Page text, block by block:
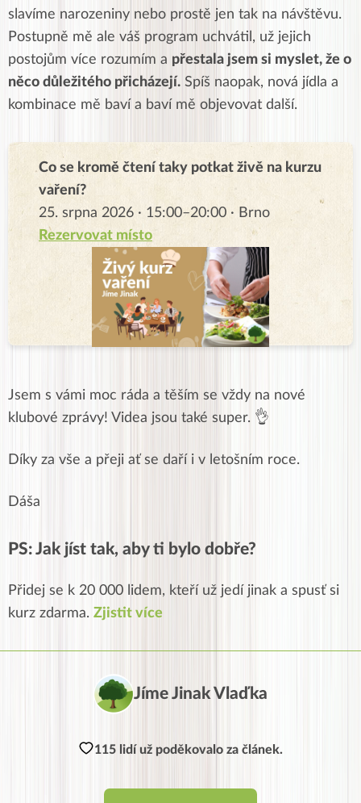
slavíme narozeniny nebo prostě jen tak na návštěvu.
Postupně mě ale váš program uchvátil, už jejich
postojům více rozumím a přestala jsem si myslet, že o
něco důležitého přicházejí. Spíš naopak, nová jídla a
kombinace mě baví a baví mě objevovat další.
Co se kromě čtení taky potkat živě na kurzu
vaření?
25. srpna 2026 · 15:00–20:00 · Brno
Rezervovat místo
Jsem s vámi moc ráda a těším se vždy na nové
klubové zprávy! Videa jsou také super. 👌
Díky za vše a přeji ať se daří i v letošním roce.
Dáša
PS: Jak jíst tak, aby ti bylo dobře?
Přidej se k 20 000 lidem, kteří už jedí jinak a spusť si
kurz zdarma. Zjistit více
Jíme Jinak Vlaďka
115 lidí už poděkovalo za článek.